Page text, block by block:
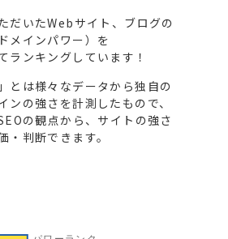
だいたWebサイト、ブログの
メインパワー）を
ランキングしています！
とは様々なデータから独自の
ンの強さを計測したもので、
の観点から、サイトの強さ
・判断できます。